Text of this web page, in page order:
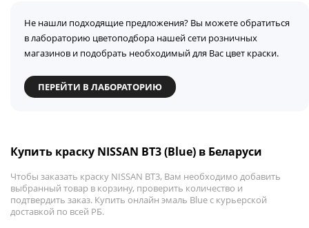
Не нашли подходящие предложения? Вы можете обратиться
в лабораторию цветоподбора нашей сети розничных
магазинов и подобрать необходимый для Вас цвет краски.
ПЕРЕЙТИ В ЛАБОРАТОРИЮ
Купить краску NISSAN BT3 (Blue) в Беларуси
Чтобы заказать краску NISSAN BT3, Вам необходимо добавить
выбранный товар в корзину, проверить количество и
подтвердить заказ. Купить онлайн эмаль Blue с курьерской
доставкой по всей РБ.